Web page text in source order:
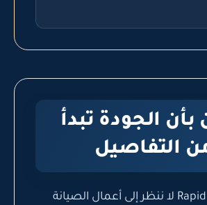
بأن الجودة تبدأ
التفاصيل
في Rapid ProFix لا ننظر إلى أعمال الصيانة